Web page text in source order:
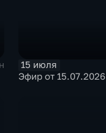
15 июля
Эфир от 15.07.2026